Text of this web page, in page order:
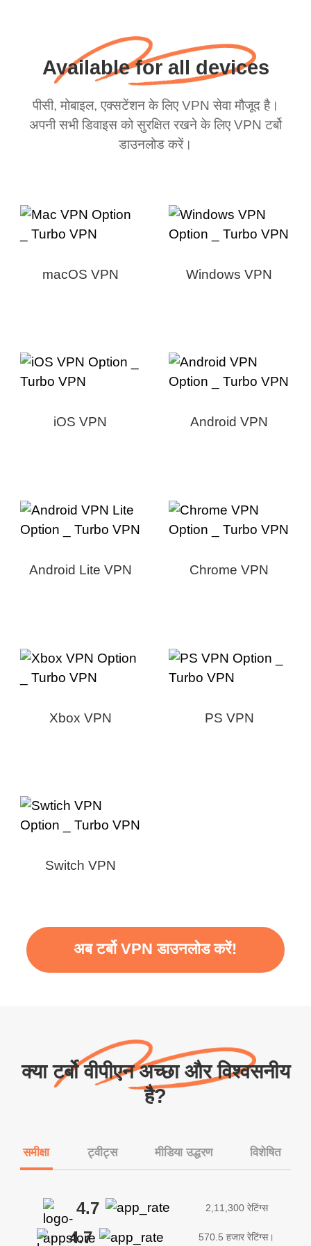
Available for all devices
पीसी, मोबाइल, एक्सटेंशन के लिए VPN सेवा मौजूद है।
अपनी सभी डिवाइस को सुरक्षित रखने के लिए VPN टर्बो
डाउनलोड करें।
macOS VPN Windows VPN
iOS VPN Android VPN
Android Lite VPN Chrome VPN
Xbox VPN PS VPN
Switch VPN
अब टर्बो VPN डाउनलोड करें!
क्या टर्बो वीपीएन अच्छा और विश्वसनीय
है?
समीक्षा ट्वीट्स मीडिया उद्धरण विशेषित
4.7 2,11,300 रेटिंग्स
4.7 570.5 हजार रेटिंग्स।